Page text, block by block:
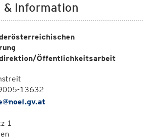
& Information
Öffentlichkeitsarbeit
13632
1